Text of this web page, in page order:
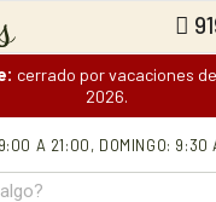
cerrado por vacaciones
2026.
A 21:00, DOMINGO: 9:30